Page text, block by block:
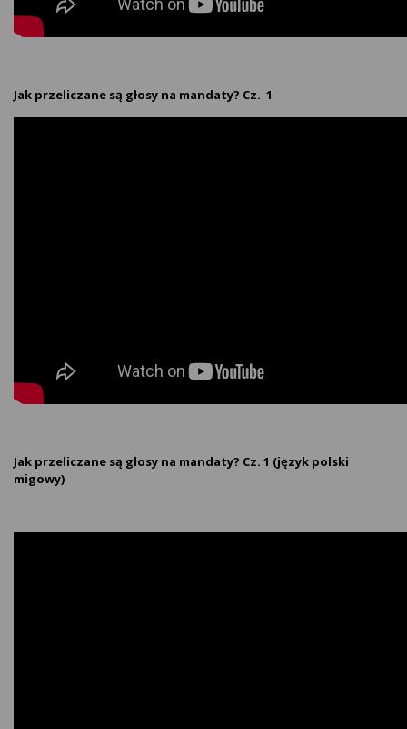
Jak przeliczane są głosy na mandaty? Cz. 1
Jak przeliczane są głosy na mandaty? Cz. 1 (język polski
migowy)